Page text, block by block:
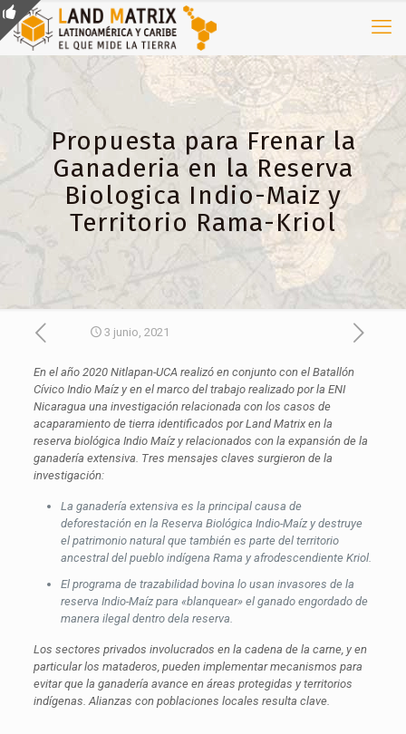
Propuesta para Frenar la
Ganaderia en la Reserva
Biologica Indio-Maiz y
Territorio Rama-Kriol
3 junio, 2021
En el año 2020 Nitlapan-UCA realizó en conjunto con el Batallón
Cívico Indio Maíz y en el marco del trabajo realizado por la ENI
Nicaragua una investigación relacionada con los casos de
acaparamiento de tierra identificados por Land Matrix en la
reserva biológica Indio Maíz y relacionados con la expansión de la
ganadería extensiva. Tres mensajes claves surgieron de la
investigación:
La ganadería extensiva es la principal causa de
deforestación en la Reserva Biológica Indio-Maíz y destruye
el patrimonio natural que también es parte del territorio
ancestral del pueblo indígena Rama y afrodescendiente Kriol.
El programa de trazabilidad bovina lo usan invasores de la
reserva Indio-Maíz para «blanquear» el ganado engordado de
manera ilegal dentro dela reserva.
Los sectores privados involucrados en la cadena de la carne, y en
particular los mataderos, pueden implementar mecanismos para
evitar que la ganadería avance en áreas protegidas y territorios
indígenas. Alianzas con poblaciones locales resulta clave.